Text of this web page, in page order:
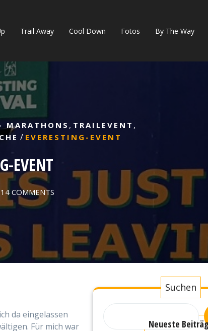
Trail Away Cool Down Fotos By The Way
, TRAILEVENT ,
/ EVERESTING-EVENT
EVENT
14 COMMENTS
da eingelassen
Für mich war
Suchen
Neueste